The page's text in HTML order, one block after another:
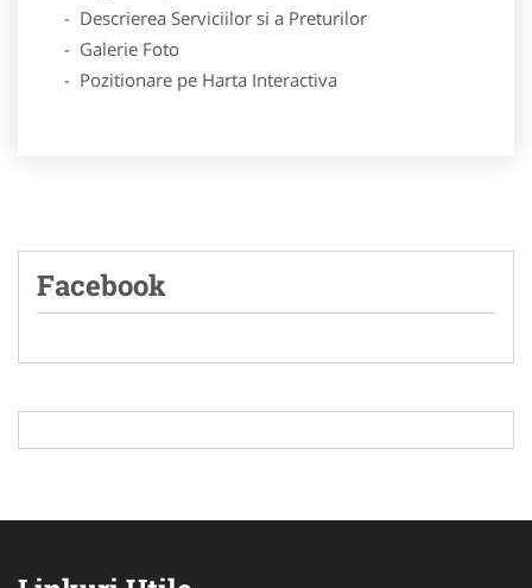
- Descrierea Serviciilor si a Preturilor
- Galerie Foto
- Pozitionare pe Harta Interactiva
Facebook